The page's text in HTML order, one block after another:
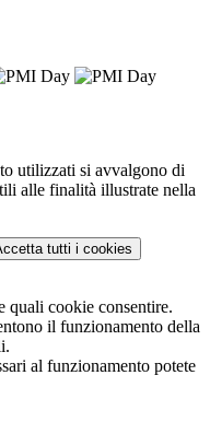
utilizzati si avvalgono di
alle finalità illustrate nella
tutti i cookies
quali cookie consentire.
il funzionamento della
al funzionamento potete